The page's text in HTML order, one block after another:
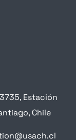
Estación
Chile